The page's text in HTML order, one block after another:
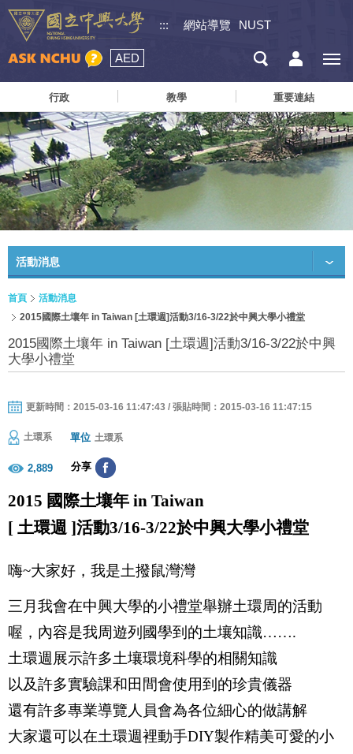
::: 網站導覽 NUST
AED
行政 教學 重要連結
活動消息
首頁
活動消息
2015國際土壤年 in Taiwan [土環週]活動3/16-3/22於中興大學小禮堂
2015國際土壤年 in Taiwan [土環週]活動3/16-3/22於中興
大學小禮堂
更新時間：2015-03-16 11:47:43 / 張貼時間：2015-03-16 11:47:15
土環系 單位 土環系
2,889 分享
2015 國際土壤年 in Taiwan
[ 土環週 ]活動3/16-3/22於中興大學小禮堂
嗨~大家好，我是土撥鼠灣灣
三月我會在中興大學的小禮堂舉辦土環周的活動
喔，內容是我周遊列國學到的土壤知識…….
土環週展示許多土壤環境科學的相關知識
以及許多實驗課和田間會使用到的珍貴儀器
還有許多專業導覽人員會為各位細心的做講解
大家還可以在土環週裡動手DIY製作精美可愛的小